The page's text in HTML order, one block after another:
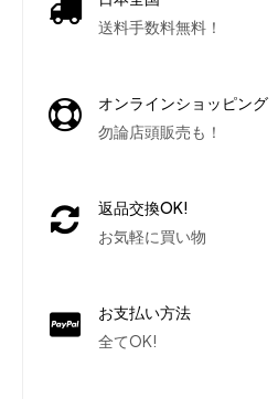
送料手数料無料！
オンラインショッピング
勿論店頭販売も！
返品交換OK!
お気軽に買い物
お支払い方法
全てOK!